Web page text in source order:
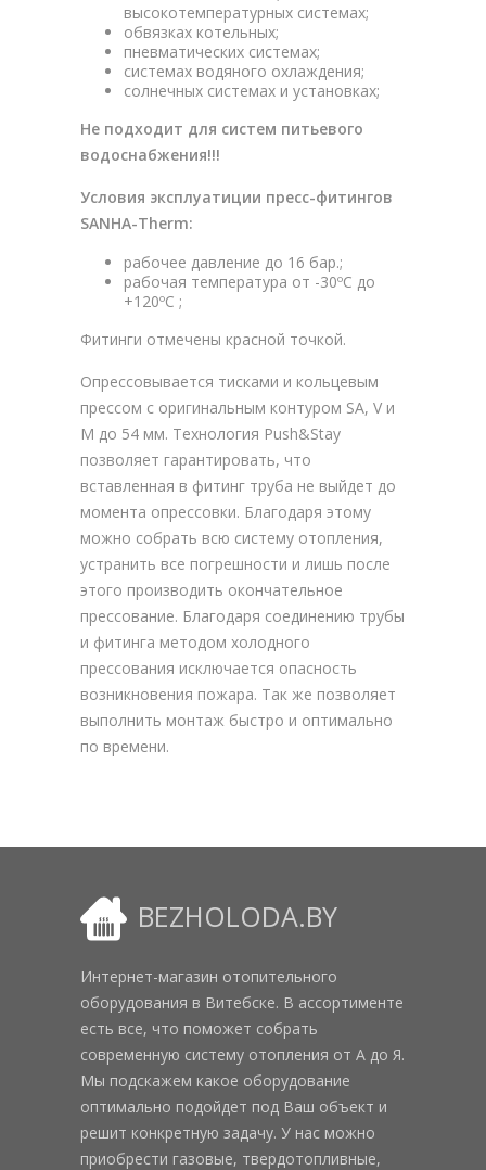
высокотемпературных системах;
обвязках котельных;
пневматических системах;
системах водяного охлаждения;
солнечных системах и установках;
Не подходит для систем питьевого
водоснабжения!!!
Условия эксплуатиции пресс-фитингов
SANHA-Therm:
рабочее давление до 16 бар.;
рабочая температура от -30ºC до
+120ºC ;
Фитинги отмечены красной точкой.
Опрессовывается тисками и кольцевым
прессом с оригинальным контуром SA, V и
M до 54 мм. Технология Push&Stay
позволяет гарантировать, что
вставленная в фитинг труба не выйдет до
момента опрессовки. Благодаря этому
можно собрать всю систему отопления,
устранить все погрешности и лишь после
этого производить окончательное
прессование. Благодаря соединению трубы
и фитинга методом холодного
прессования исключается опасность
возникновения пожара. Так же позволяет
выполнить монтаж быстро и оптимально
по времени.
BEZHOLODA.BY
Интернет-магазин отопительного
оборудования в Витебске. В ассортименте
есть все, что поможет собрать
современную систему отопления от А до Я.
Мы подскажем какое оборудование
оптимально подойдет под Ваш объект и
решит конкретную задачу. У нас можно
приобрести газовые, твердотопливные,